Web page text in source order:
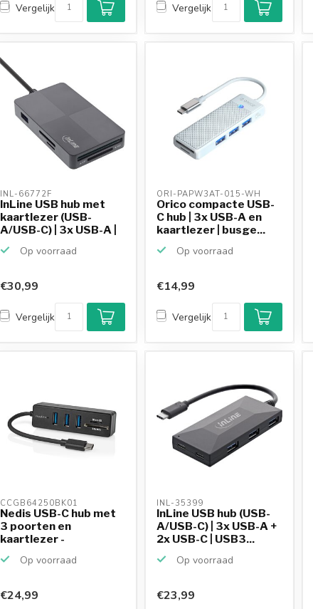
Vergelijk Vergelijk
INL-66772F
InLine USB hub met
kaartlezer (USB-
A/USB-C) | 3x USB-A |
Op voorraad
€30,99
Vergelijk
ORI-PAPW3AT-015-WH
Orico compacte USB-
C hub | 3x USB-A en
kaartlezer | busge...
Op voorraad
€14,99
Vergelijk
CCGB64250BK01
Nedis USB-C hub met
3 poorten en
kaartlezer -
Op voorraad
€24,99
INL-35399
InLine USB hub (USB-
A/USB-C) | 3x USB-A +
2x USB-C | USB3...
Op voorraad
€23,99